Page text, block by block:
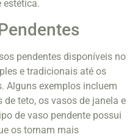
estética.
pendentes disponíveis no
e tradicionais até os
Alguns exemplos incluem
de teto, os vasos de janela e
de vaso pendente possui
os tornam mais